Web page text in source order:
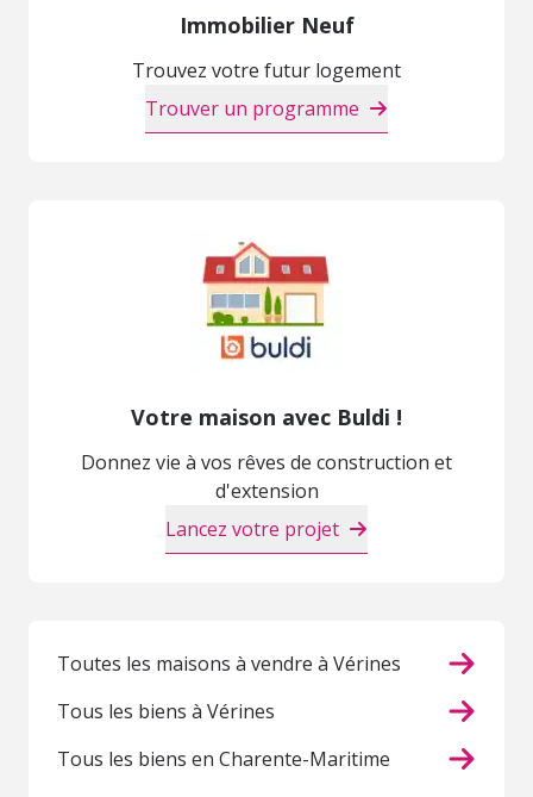
Immobilier Neuf
Trouvez votre futur logement
Trouver un programme
Votre maison avec Buldi !
Donnez vie à vos rêves de construction et
d'extension
Lancez votre projet
Toutes les maisons à vendre à Vérines
Tous les biens à Vérines
Tous les biens en Charente-Maritime